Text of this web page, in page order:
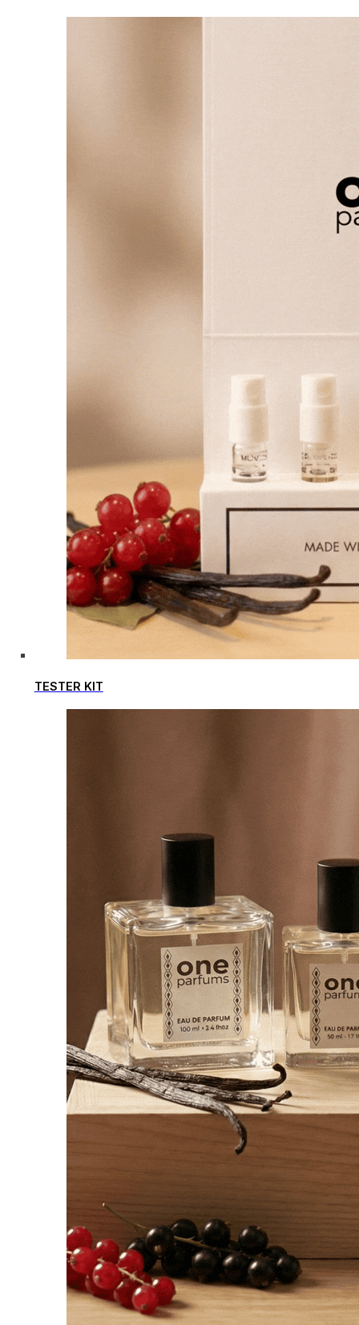
TESTER KIT